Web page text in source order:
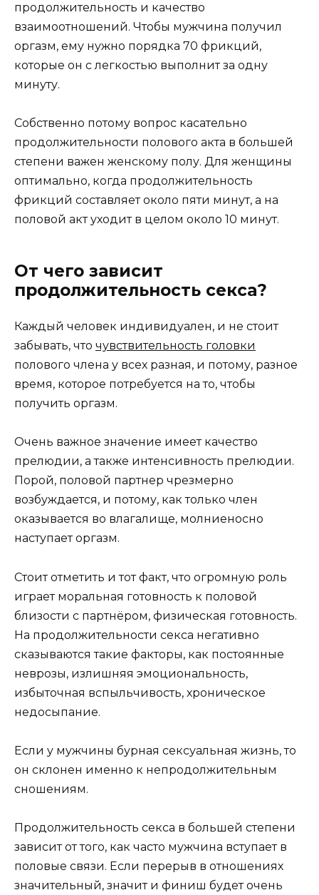
продолжительность и качество
взаимоотношений. Чтобы мужчина получил
оргазм, ему нужно порядка 70 фрикций,
которые он с легкостью выполнит за одну
минуту.
Собственно потому вопрос касательно
продолжительности полового акта в большей
степени важен женскому полу. Для женщины
оптимально, когда продолжительность
фрикций составляет около пяти минут, а на
половой акт уходит в целом около 10 минут.
От чего зависит
продолжительность секса?
Каждый человек индивидуален, и не стоит
забывать, что чувствительность головки
полового члена у всех разная, и потому, разное
время, которое потребуется на то, чтобы
получить оргазм.
Очень важное значение имеет качество
прелюдии, а также интенсивность прелюдии.
Порой, половой партнер чрезмерно
возбуждается, и потому, как только член
оказывается во влагалище, молниеносно
наступает оргазм.
Стоит отметить и тот факт, что огромную роль
играет моральная готовность к половой
близости с партнёром, физическая готовность.
На продолжительности секса негативно
сказываются такие факторы, как постоянные
неврозы, излишняя эмоциональность,
избыточная вспыльчивость, хроническое
недосыпание.
Если у мужчины бурная сексуальная жизнь, то
он склонен именно к непродолжительным
сношениям.
Продолжительность секса в большей степени
зависит от того, как часто мужчина вступает в
половые связи. Если перерыв в отношениях
значительный, значит и финиш будет очень